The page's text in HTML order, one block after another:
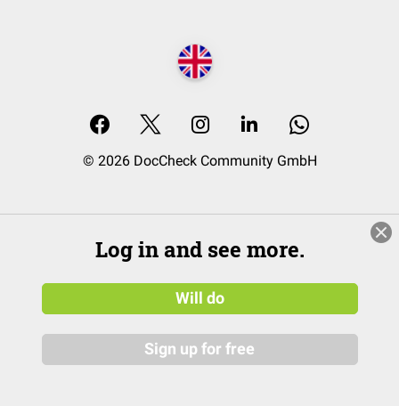
© 2026 DocCheck Community GmbH
Log in and see more.
Will do
Sign up for free